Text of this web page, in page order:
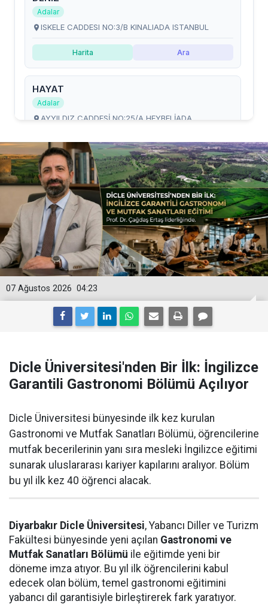
04:23
07 Ağustos 2026
Dicle Üniversitesi'nden Bir İlk: İngilizce
Garantili Gastronomi Bölümü Açılıyor
Dicle Üniversitesi bünyesinde ilk kez kurulan
Gastronomi ve Mutfak Sanatları Bölümü, öğrencilerine
mutfak becerilerinin yanı sıra mesleki İngilizce eğitimi
sunarak uluslararası kariyer kapılarını aralıyor. Bölüm
bu yıl ilk kez 40 öğrenci alacak.
Diyarbakır Dicle Üniversitesi, Yabancı Diller ve Turizm
Fakültesi bünyesinde yeni açılan Gastronomi ve
Mutfak Sanatları Bölümü ile eğitimde yeni bir
döneme imza atıyor. Bu yıl ilk öğrencilerini kabul
edecek olan bölüm, temel gastronomi eğitimini
yabancı dil garantisiyle birleştirerek fark yaratıyor.